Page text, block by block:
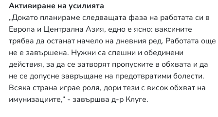
Активиране на усилията
„Докато планираме следващата фаза на работата си в
Европа и Централна Азия, едно е ясно: ваксините
трябва да останат начело на дневния ред. Работата още
не е завършена. Нужни са спешни и обединени
действия, за да се затворят пропуските в обхвата и да
не се допусне завръщане на предотвратими болести.
Всяка страна играе роля, дори тези с висок обхват на
имунизациите,“ - завършва д-р Клуге.